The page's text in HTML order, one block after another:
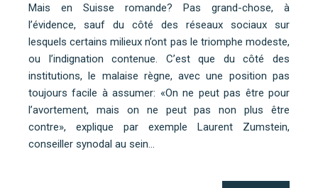
Mais en Suisse romande? Pas grand-chose, à
l’évidence, sauf du côté des réseaux sociaux sur
lesquels certains milieux n’ont pas le triomphe modeste,
ou l’indignation contenue. C’est que du côté des
institutions, le malaise règne, avec une position pas
toujours facile à assumer: «On ne peut pas être pour
l’avortement, mais on ne peut pas non plus être
contre», explique par exemple Laurent Zumstein,
conseiller synodal au sein…